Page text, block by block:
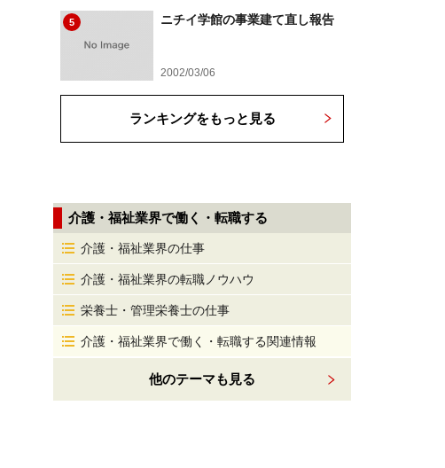
5 ニチイ学館の事業建て直し報告
2002/03/06
ランキングをもっと見る
介護・福祉業界で働く・転職する
介護・福祉業界の仕事
介護・福祉業界の転職ノウハウ
栄養士・管理栄養士の仕事
介護・福祉業界で働く・転職する関連情報
他のテーマも見る